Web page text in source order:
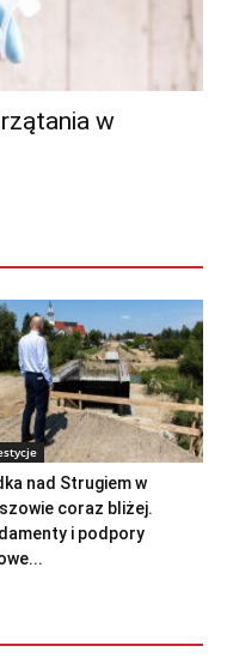
w
nad Strugiem w
coraz bliżej.
i podpory